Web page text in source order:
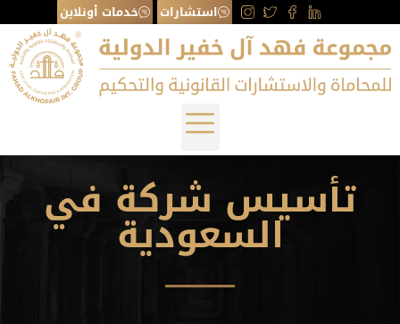
استشارات خدمات أونلاين
تأسيس شركة في
السعودية